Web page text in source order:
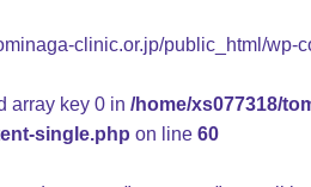
clinic.or.jp/public_html/
array key 0 in /home/xs077318/
single.php on line 60